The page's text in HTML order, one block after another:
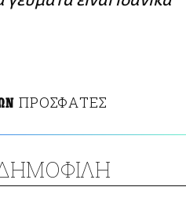
ΠΡΟΣΦΑΤΕΣ